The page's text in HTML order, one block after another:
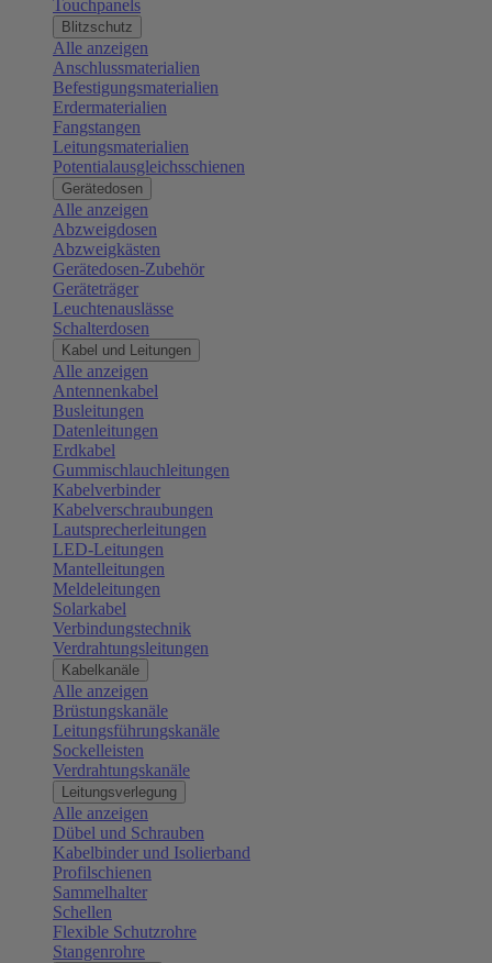
Touchpanels
Blitzschutz
Alle anzeigen
Anschlussmaterialien
Befestigungsmaterialien
Erdermaterialien
Fangstangen
Leitungsmaterialien
Potentialausgleichsschienen
Gerätedosen
Alle anzeigen
Abzweigdosen
Abzweigkästen
Gerätedosen-Zubehör
Geräteträger
Leuchtenauslässe
Schalterdosen
Kabel und Leitungen
Alle anzeigen
Antennenkabel
Busleitungen
Datenleitungen
Erdkabel
Gummischlauchleitungen
Kabelverbinder
Kabelverschraubungen
Lautsprecherleitungen
LED-Leitungen
Mantelleitungen
Meldeleitungen
Solarkabel
Verbindungstechnik
Verdrahtungsleitungen
Kabelkanäle
Alle anzeigen
Brüstungskanäle
Leitungsführungskanäle
Sockelleisten
Verdrahtungskanäle
Leitungsverlegung
Alle anzeigen
Dübel und Schrauben
Kabelbinder und Isolierband
Profilschienen
Sammelhalter
Schellen
Flexible Schutzrohre
Stangenrohre